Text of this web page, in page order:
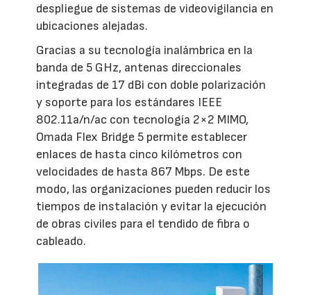
despliegue de sistemas de videovigilancia en
ubicaciones alejadas.
Gracias a su tecnología inalámbrica en la
banda de 5 GHz, antenas direccionales
integradas de 17 dBi con doble polarización
y soporte para los estándares IEEE
802.11a/n/ac con tecnología 2×2 MIMO,
Omada Flex Bridge 5 permite establecer
enlaces de hasta cinco kilómetros con
velocidades de hasta 867 Mbps. De este
modo, las organizaciones pueden reducir los
tiempos de instalación y evitar la ejecución
de obras civiles para el tendido de fibra o
cableado.